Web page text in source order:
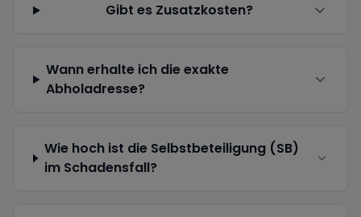
Gibt es Zusatzkosten?
Wann erhalte ich die exakte
Abholadresse?
Wie hoch ist die Selbstbeteiligung (SB)
im Schadensfall?